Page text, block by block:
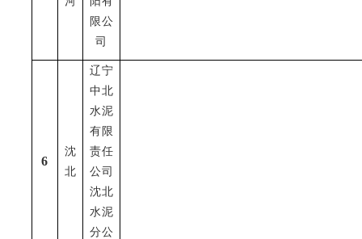
限公
司
6
沈
北
辽宁
中北
水泥
有限
责任
公司
沈北
水泥
分公